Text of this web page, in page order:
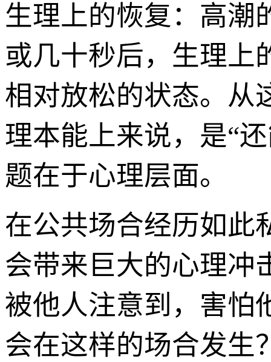
生理上的恢复：高潮
或几十秒后，生理上
相对放松的状态。从
理本能上来说，是“
题在于心理层面。
在公共场合经历如此
会带来巨大的心理冲
被他人注意到，害怕
会在这样的场合发生